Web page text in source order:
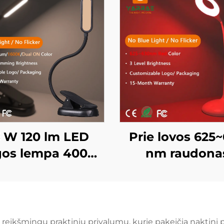
W 120 lm LED
lempa 4000K
korpuso
Prie lovos
nm
reguliavimu
praktinių privalumų, kurie pakeičia